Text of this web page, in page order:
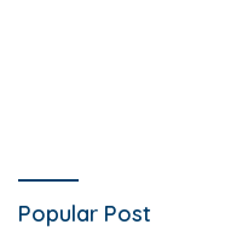
Popular Post